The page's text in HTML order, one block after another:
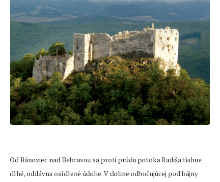
Od Bánoviec nad Bebravou sa proti prúdu potoka Radiša tiahne
dlhé, oddávna osídlené údolie. V doline odbočujúcej pod bájny